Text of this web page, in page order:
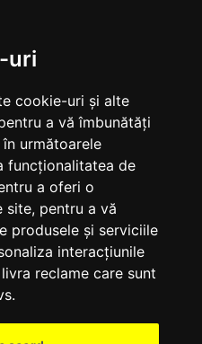
uri
cookie-uri și alte
a vă îmbunătăți
următoarele
funcționalitatea de
a oferi o
site, pentru a vă
produsele și serviciile
interacțiunile
reclame care sunt
.